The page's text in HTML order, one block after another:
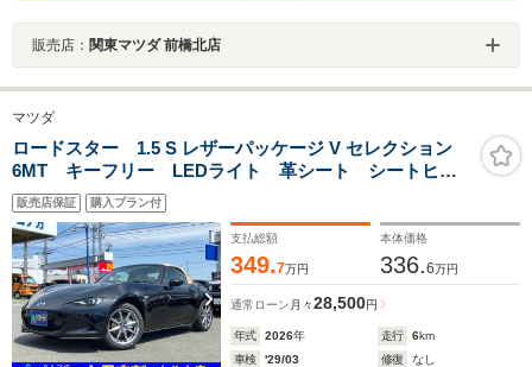
販売店： 関東マツダ 前橋北店
マツダ
ロードスター 1.5 S レザーパッケージ V セレクション
6MT キーフリー LEDライト 革シート シートヒー
ター マツダコネクト8.8インチモニター フルセグTV
BOSE BSM RCTA ACC 被害軽減ブレーキ 純正
15AW
販売店保証 購入プラン付
支払総額
349.7万円
本体価格
336.6万円
通常ローン 月々28,500円
年式 2026年 走行 6km
車検
'29/03 修復
なし